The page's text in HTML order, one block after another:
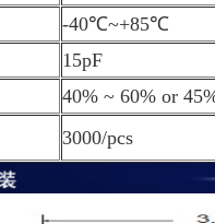
-40℃~+85℃
15pF
40% ~ 60% or
3000/pcs